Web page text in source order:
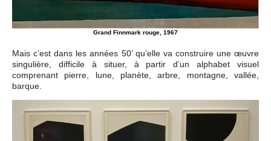
Grand Finnmark rouge, 1967
Mais c’est dans les années 50’ qu’elle va construire une œuvre
singulière, difficile à situer, à partir d’un alphabet visuel
comprenant pierre, lune, planète, arbre, montagne, vallée,
barque.